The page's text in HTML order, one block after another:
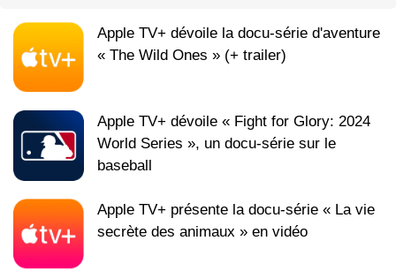
Apple TV+ dévoile la docu-série d'aventure
« The Wild Ones » (+ trailer)
Apple TV+ dévoile « Fight for Glory: 2024
World Series », un docu-série sur le
baseball
Apple TV+ présente la docu-série « La vie
secrète des animaux » en vidéo